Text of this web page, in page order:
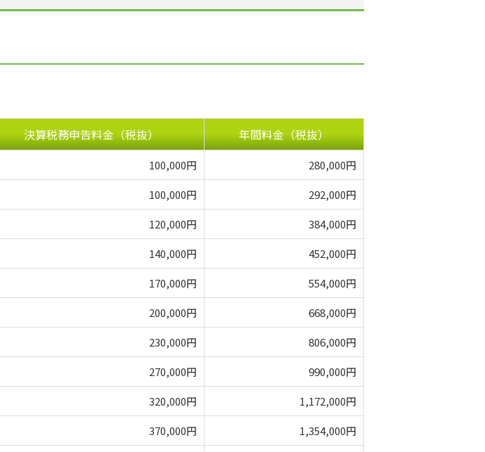
決算税務申告料金（税抜） 年間料金（税抜）
100,000円
280,000円
100,000円
292,000円
120,000円
384,000円
140,000円
452,000円
170,000円
554,000円
200,000円
668,000円
230,000円
806,000円
270,000円
990,000円
320,000円
1,172,000円
370,000円
1,354,000円